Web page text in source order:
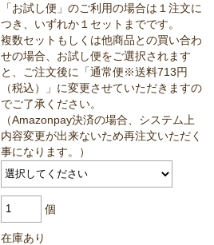
「お試し便」のご利用の場合は１注文に
つき、いずれか１セットまでです。
複数セットもしくは他商品との買い合わ
せの場合、お試し便をご選択されます
と、ご注文後に「通常便※送料713円
（税込）」に変更させていただきますの
でご了承ください。
（Amazonpay決済の場合、システム上
内容変更が出来ないため再注文いただく
事になります。）
個
在庫あり